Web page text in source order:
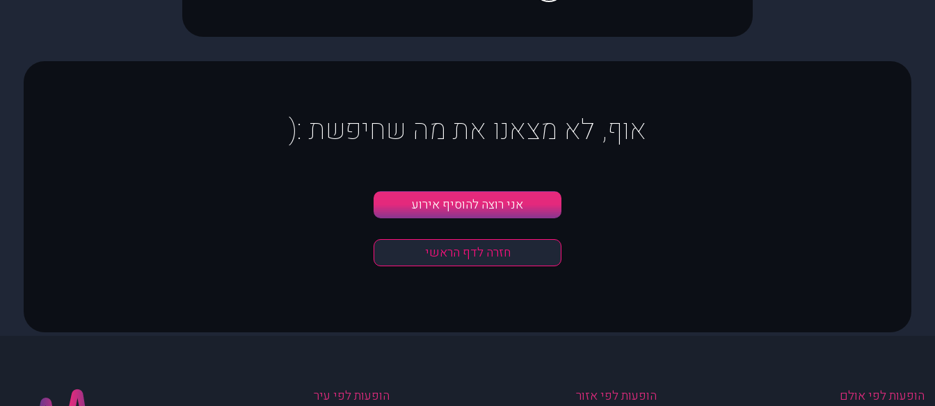
אוף, לא מצאנו את מה שחיפשת :(
אני רוצה להוסיף אירוע
חזרה לדף הראשי
הופעות לפי אולם הופעות לפי אזור הופעות לפי עיר